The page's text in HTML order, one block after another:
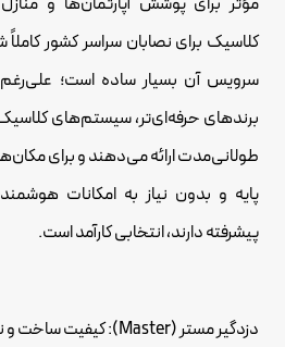
کلاسیک برای نصابان سراسر کشور
سرویس آن بسیار ساده است؛
برندهای حرفه‌ای‌تر، سیستم‌های کلاسیک
طولانی‌مدت ارائه می‌دهند و برای
پایه و بدون نیاز به امکانات
پیشرفته دارند، انتخابی کارآمد است.
دزدگیر مستر (Master): کیفیت ساخت و نوآوری